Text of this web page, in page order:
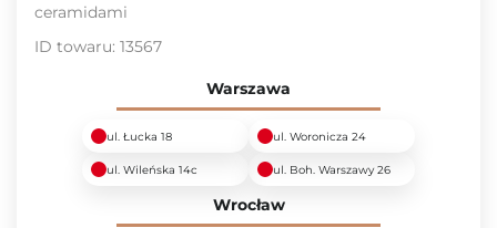
ceramidami
ID towaru: 13567
Warszawa
ul. Łucka 18 ul. Woronicza 24
ul. Wileńska 14c ul. Boh. Warszawy 26
Wrocław